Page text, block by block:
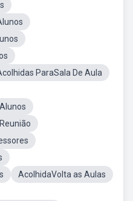
ParaSala De Aula
AcolhidaVolta as Aulas